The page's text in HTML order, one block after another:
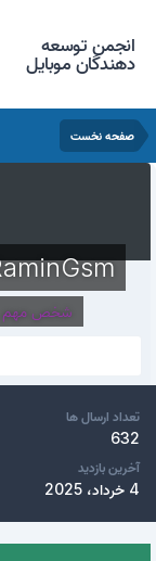
انجمن توسعه
دهندگان موبایل
صفحه نخست
شخص مهم
تعداد ارسال ها
632
آخرین بازدید
4 خرداد، 2025